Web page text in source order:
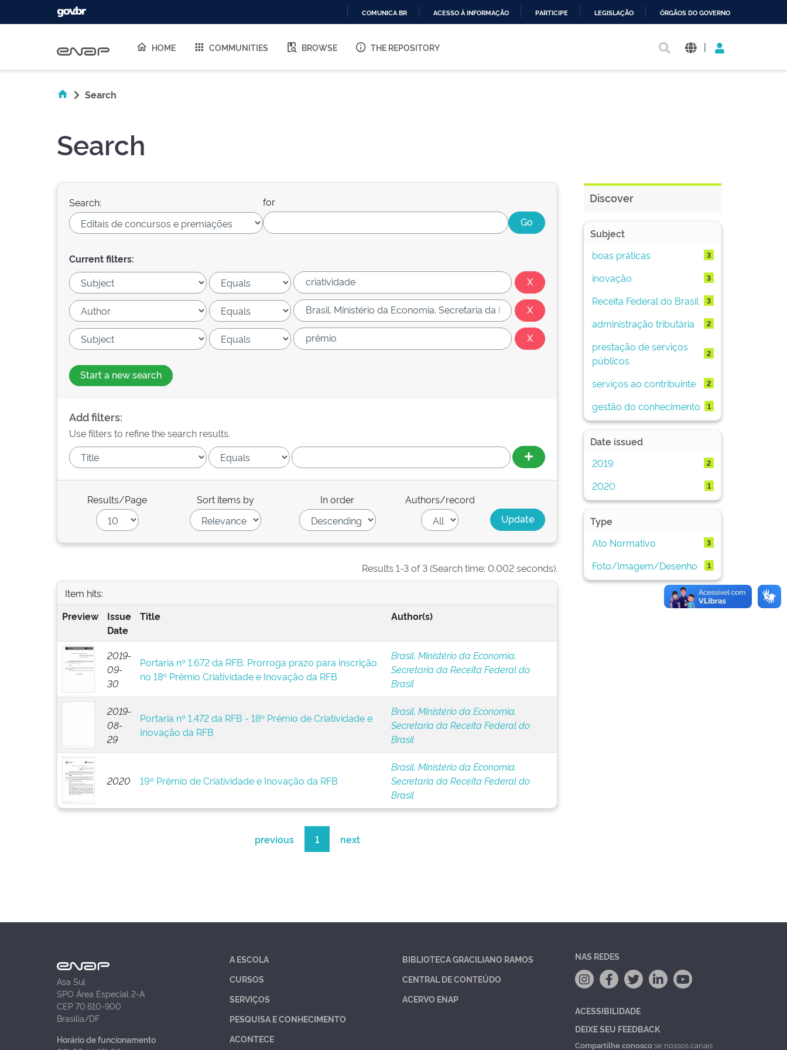
O
COMUNICA BR ACESSO À INFORMAÇÃO PARTICIPE LEGISLAÇÃO ÓRGÃOS DO GOVERNO
HOME COMMUNITIES BROWSE THE REPOSITORY |
Search
Search
Search: for
Current filters:
Start a new search
Add filters:
Use filters to refine the search results.
Results/Page Sort items by In order Authors/record
Results 1-3 of 3 (Search time: 0.002 seconds).
Item hits:
Preview
Issue
Date
Title Author(s)
2019-
09-
30
Portaria nº 1.672 da RFB: Prorroga prazo para inscrição
no 18º Prêmio Criatividade e Inovação da RFB
Brasil. Ministério da Economia.
Secretaria da Receita Federal do
Brasil
2019-
08-
29
Portaria nº 1.472 da RFB - 18º Prêmio de Criatividade e
Inovação da RFB
Brasil. Ministério da Economia.
Secretaria da Receita Federal do
Brasil
2020 19º Prêmio de Criatividade e Inovação da RFB
Brasil. Ministério da Economia.
Secretaria da Receita Federal do
Brasil
previous 1 next
Discover
Subject
boas práticas
3
inovação 3
Receita Federal do Brasil 3
administração tributária 2
prestação de serviços
públicos
2
serviços ao contribuinte 2
gestão do conhecimento 1
Date issued
2019
2
2020 1
Type
Ato Normativo
3
Foto/Imagem/Desenho 1
Asa Sul
SPO Área Especial 2-A
CEP 70.610-900
Brasília/DF
Horário de funcionamento
A ESCOLA
CURSOS
SERVIÇOS
PESQUISA E CONHECIMENTO
ACONTECE
BIBLIOTECA GRACILIANO RAMOS
CENTRAL DE CONTEÚDO
ACERVO ENAP
NAS REDES
ACESSIBILIDADE
DEIXE SEU FEEDBACK
Compartilhe conoscose nossos canais